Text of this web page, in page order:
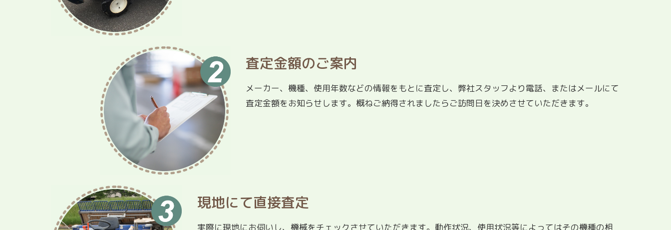
査定金額のご案内
メーカー、機種、使用年数などの情報をもとに査定し、弊社スタッフより電話、またはメールにて
査定金額をお知らせします。概ねご納得されましたらご訪問日を決めさせていただきます。
現地にて直接査定
実際に現地にお伺いし、機械をチェックさせていただきます。動作状況、使用状況等によってはその機種の相